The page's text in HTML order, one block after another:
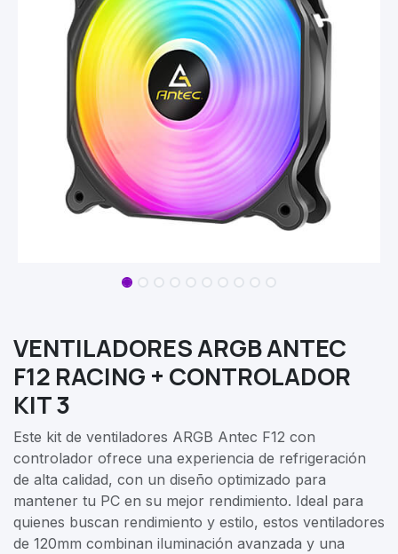
VENTILADORES ARGB ANTEC
F12 RACING + CONTROLADOR
KIT 3
Este kit de ventiladores ARGB Antec F12 con
controlador ofrece una experiencia de refrigeración
de alta calidad, con un diseño optimizado para
mantener tu PC en su mejor rendimiento. Ideal para
quienes buscan rendimiento y estilo, estos ventiladores
de 120mm combinan iluminación avanzada y una